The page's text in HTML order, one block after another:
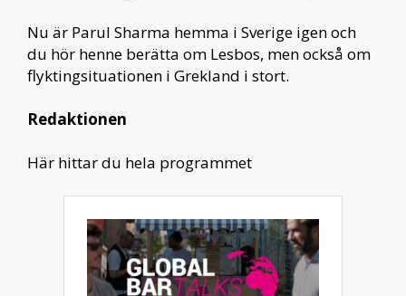
Nu är Parul Sharma hemma i Sverige igen och
du hör henne berätta om Lesbos, men också om
flyktingsituationen i Grekland i stort.
Redaktionen
Här hittar du hela programmet